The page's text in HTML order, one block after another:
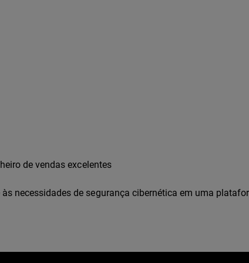
de vendas excelentes
necessidades de segurança cibernética em uma